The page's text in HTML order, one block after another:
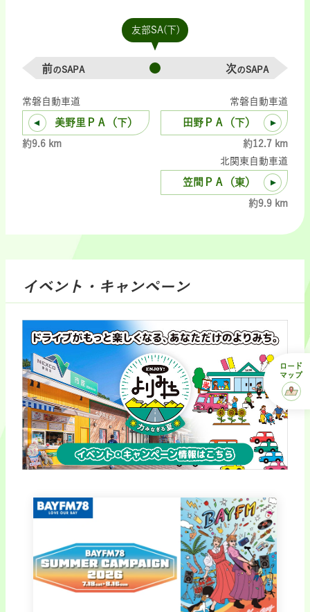
友部SA(下)
前のSAPA 次のSAPA
常磐自動車道
美野里ＰＡ（下）
約9.6 km
常磐自動車道
田野ＰＡ（下）
約12.7 km
北関東自動車道
笠間ＰＡ（東）
約9.9 km
イベント・キャンペーン
ロード
マップ